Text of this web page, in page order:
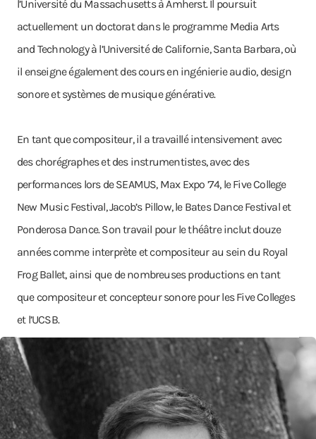
l’Université du Massachusetts à Amherst. Il poursuit
actuellement un doctorat dans le programme Media Arts
and Technology à l’Université de Californie, Santa Barbara, où
il enseigne également des cours en ingénierie audio, design
sonore et systèmes de musique générative.
En tant que compositeur, il a travaillé intensivement avec
des chorégraphes et des instrumentistes, avec des
performances lors de SEAMUS, Max Expo ’74, le Five College
New Music Festival, Jacob’s Pillow, le Bates Dance Festival et
Ponderosa Dance. Son travail pour le théâtre inclut douze
années comme interprète et compositeur au sein du Royal
Frog Ballet, ainsi que de nombreuses productions en tant
que compositeur et concepteur sonore pour les Five Colleges
et l’UCSB.